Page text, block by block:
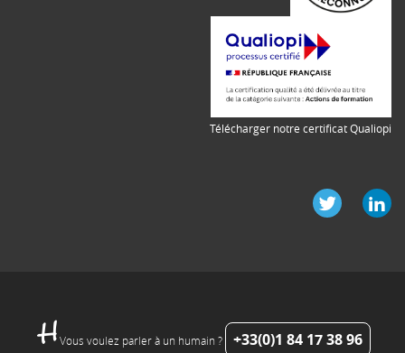
Télécharger notre certificat Qualiopi
Vous voulez parler à un humain ? +33(0)1 84 17 38 96